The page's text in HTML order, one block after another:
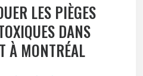
LES PIÈGES
DANS
À MONTRÉAL